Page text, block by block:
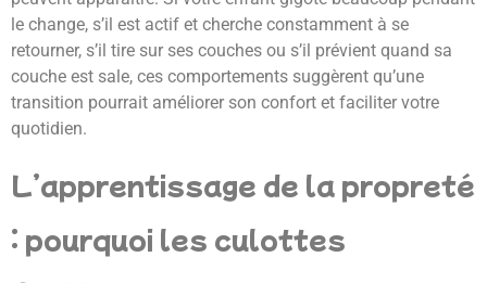
le change, s’il est actif et cherche constamment à se
retourner, s’il tire sur ses couches ou s’il prévient quand sa
couche est sale, ces comportements suggèrent qu’une
transition pourrait améliorer son confort et faciliter votre
quotidien.
L’apprentissage de la propreté
: pourquoi les culottes